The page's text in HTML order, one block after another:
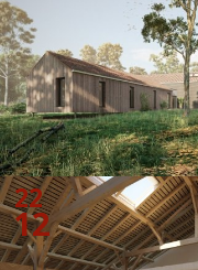
22
12